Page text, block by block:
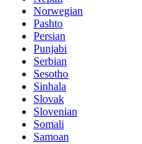
Norwegian
Pashto
Persian
Punjabi
Serbian
Sesotho
Sinhala
Slovak
Slovenian
Somali
Samoan